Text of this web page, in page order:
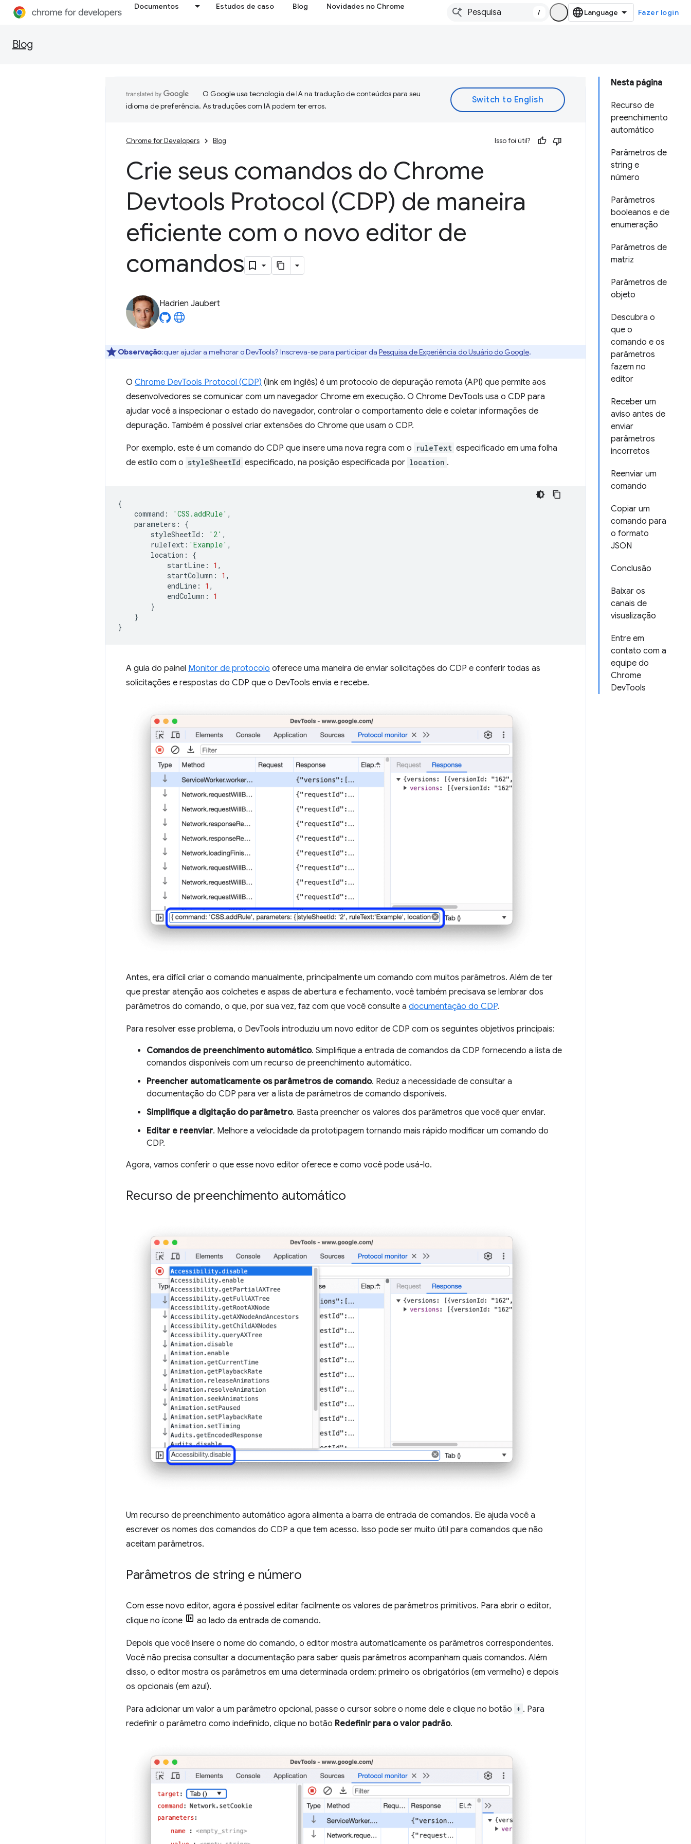
Documentos Estudos de caso Blog Novidades no Chrome
/ Fazer login
Blog
Nesta página
Recurso de
preenchimento
automático
Parâmetros de
string e
número
Parâmetros
booleanos e de
enumeração
Parâmetros de
matriz
Parâmetros de
objeto
Descubra o
que o
comando e os
parâmetros
fazem no
editor
Receber um
aviso antes de
enviar
parâmetros
incorretos
Reenviar um
comando
Copiar um
comando para
o formato
JSON
Conclusão
Baixar os
canais de
visualização
Entre em
contato com a
equipe do
Chrome
DevTools
O Google usa tecnologia de IA na tradução de conteúdos para seu
idioma de preferência. As traduções com IA podem ter erros.
Chrome for Developers Blog Isso foi útil?
Crie seus comandos do Chrome
Devtools Protocol (CDP) de maneira
eficiente com o novo editor de
comandos
Hadrien Jaubert
Observação:quer ajudar a melhorar o DevTools? Inscreva-se para participar da Pesquisa de Experiência do Usuário do Google.
O Chrome DevTools Protocol (CDP) (link em inglês) é um protocolo de depuração remota (API) que permite aos
desenvolvedores se comunicar com um navegador Chrome em execução. O Chrome DevTools usa o CDP para
ajudar você a inspecionar o estado do navegador, controlar o comportamento dele e coletar informações de
depuração. Também é possível criar extensões do Chrome que usam o CDP.
Por exemplo, este é um comando do CDP que insere uma nova regra com o ruleText especificado em uma folha
de estilo com o styleSheetId especificado, na posição especificada por location .
{
command : 'CSS.addRule' ,
parameters :
{
styleSheetId : '2' ,
ruleText : 'Example' ,
location :
{
startLine : 1 ,
startColumn : 1 ,
endLine : 1 ,
endColumn :
1
}
}
}
A guia do painel Monitor de protocolo oferece uma maneira de enviar solicitações do CDP e conferir todas as
solicitações e respostas do CDP que o DevTools envia e recebe.
Antes, era difícil criar o comando manualmente, principalmente um comando com muitos parâmetros. Além de ter
que prestar atenção aos colchetes e aspas de abertura e fechamento, você também precisava se lembrar dos
parâmetros do comando, o que, por sua vez, faz com que você consulte a documentação do CDP.
Para resolver esse problema, o DevTools introduziu um novo editor de CDP com os seguintes objetivos principais:
Comandos de preenchimento automático. Simplifique a entrada de comandos da CDP fornecendo a lista de
comandos disponíveis com um recurso de preenchimento automático.
Preencher automaticamente os parâmetros de comando. Reduz a necessidade de consultar a
documentação do CDP para ver a lista de parâmetros de comando disponíveis.
Simplifique a digitação do parâmetro. Basta preencher os valores dos parâmetros que você quer enviar.
Editar e reenviar. Melhore a velocidade da prototipagem tornando mais rápido modificar um comando do
CDP.
Agora, vamos conferir o que esse novo editor oferece e como você pode usá-lo.
Recurso de preenchimento automático
Um recurso de preenchimento automático agora alimenta a barra de entrada de comandos. Ele ajuda você a
escrever os nomes dos comandos do CDP a que tem acesso. Isso pode ser muito útil para comandos que não
aceitam parâmetros.
Parâmetros de string e número
Com esse novo editor, agora é possível editar facilmente os valores de parâmetros primitivos. Para abrir o editor,
clique no ícone
ao lado da entrada de comando.
Depois que você insere o nome do comando, o editor mostra automaticamente os parâmetros correspondentes.
Você não precisa consultar a documentação para saber quais parâmetros acompanham quais comandos. Além
disso, o editor mostra os parâmetros em uma determinada ordem: primeiro os obrigatórios (em vermelho) e depois
os opcionais (em azul).
Para adicionar um valor a um parâmetro opcional, passe o cursor sobre o nome dele e clique no botão + . Para
redefinir o parâmetro como indefinido, clique no botão Redefinir para o valor padrão.